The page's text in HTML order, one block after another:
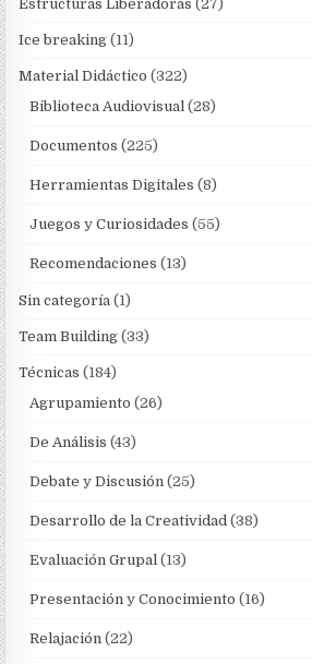
Estructuras Liberadoras (27)
Ice breaking (11)
Material Didáctico (322)
Biblioteca Audiovisual (28)
Documentos (225)
Herramientas Digitales (8)
Juegos y Curiosidades (55)
Recomendaciones (13)
Sin categoría (1)
Team Building (33)
Técnicas (184)
Agrupamiento (26)
De Análisis (43)
Debate y Discusión (25)
Desarrollo de la Creatividad (38)
Evaluación Grupal (13)
Presentación y Conocimiento (16)
Relajación (22)